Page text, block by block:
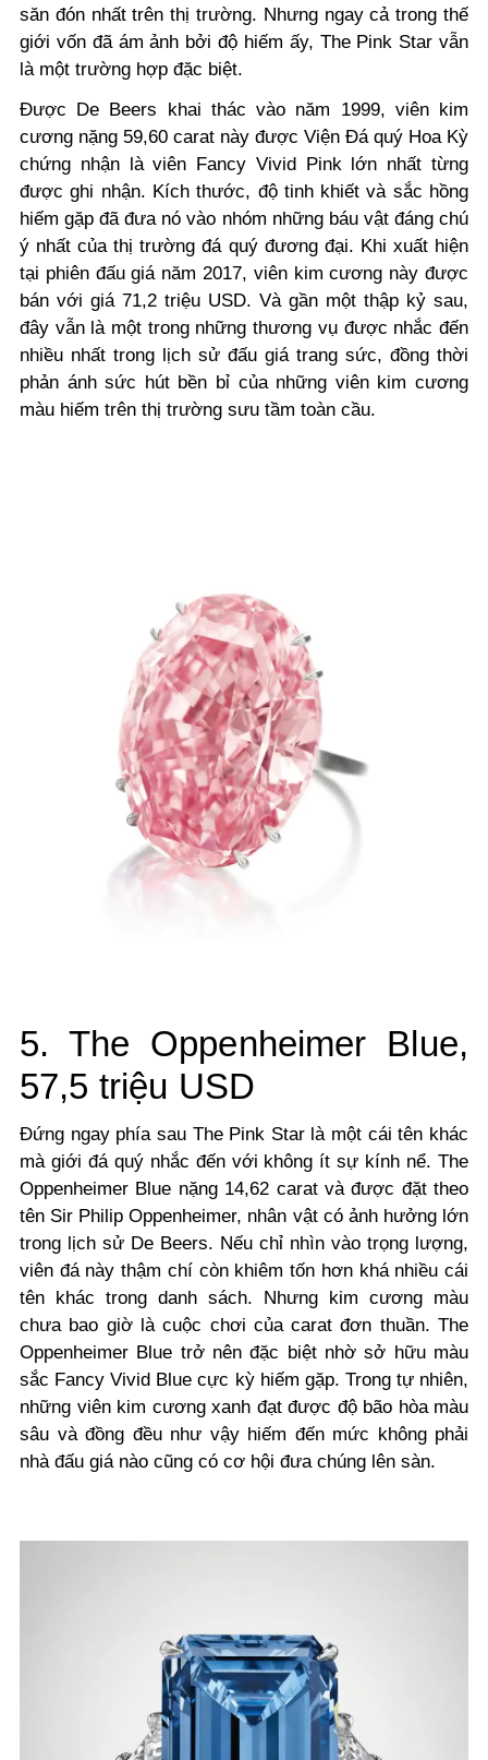
săn đón nhất trên thị trường. Nhưng ngay cả trong thế
giới vốn đã ám ảnh bởi độ hiếm ấy, The Pink Star vẫn
là một trường hợp đặc biệt.
Được De Beers khai thác vào năm 1999, viên kim
cương nặng 59,60 carat này được Viện Đá quý Hoa Kỳ
chứng nhận là viên Fancy Vivid Pink lớn nhất từng
được ghi nhận. Kích thước, độ tinh khiết và sắc hồng
hiếm gặp đã đưa nó vào nhóm những báu vật đáng chú
ý nhất của thị trường đá quý đương đại. Khi xuất hiện
tại phiên đấu giá năm 2017, viên kim cương này được
bán với giá 71,2 triệu USD. Và gần một thập kỷ sau,
đây vẫn là một trong những thương vụ được nhắc đến
nhiều nhất trong lịch sử đấu giá trang sức, đồng thời
phản ánh sức hút bền bỉ của những viên kim cương
màu hiếm trên thị trường sưu tầm toàn cầu.
5. The Oppenheimer Blue,
57,5 triệu USD
Đứng ngay phía sau The Pink Star là một cái tên khác
mà giới đá quý nhắc đến với không ít sự kính nể. The
Oppenheimer Blue nặng 14,62 carat và được đặt theo
tên Sir Philip Oppenheimer, nhân vật có ảnh hưởng lớn
trong lịch sử De Beers. Nếu chỉ nhìn vào trọng lượng,
viên đá này thậm chí còn khiêm tốn hơn khá nhiều cái
tên khác trong danh sách. Nhưng kim cương màu
chưa bao giờ là cuộc chơi của carat đơn thuần. The
Oppenheimer Blue trở nên đặc biệt nhờ sở hữu màu
sắc Fancy Vivid Blue cực kỳ hiếm gặp. Trong tự nhiên,
những viên kim cương xanh đạt được độ bão hòa màu
sâu và đồng đều như vậy hiếm đến mức không phải
nhà đấu giá nào cũng có cơ hội đưa chúng lên sàn.